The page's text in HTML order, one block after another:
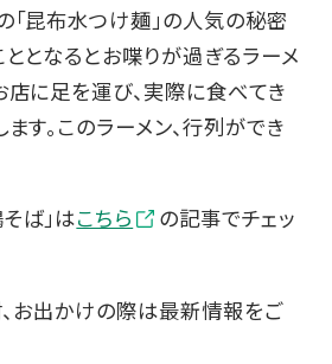
「昆布水つけ麺」の人気の秘密
となるとお喋りが過ぎるラーメ
店に足を運び、実際に食べてき
す。このラーメン、行列ができ
ば」はこちら
の記事でチェッ
お出かけの際は最新情報をご